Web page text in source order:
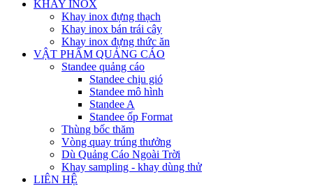
KHAY INOX
Khay inox đựng thạch
Khay inox bán trái cây
Khay inox đựng thức ăn
VẬT PHẨM QUẢNG CÁO
Standee quảng cáo
Standee chịu gió
Standee mô hình
Standee A
Standee ốp Format
Thùng bốc thăm
Vòng quay trúng thưởng
Dù Quảng Cáo Ngoài Trời
Khay sampling - khay dùng thử
LIÊN HỆ